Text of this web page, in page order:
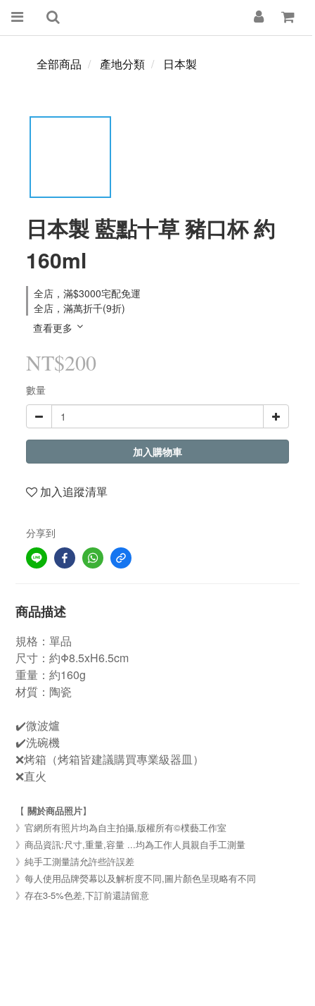
全部商品 產地分類 日本製
日本製 藍點十草 豬口杯 約
160ml
全店，滿$3000宅配免運
全店，滿萬折千(9折)
查看更多
NT$200
數量
加入購物車
加入追蹤清單
分享到
商品描述
規格：單品
尺寸：約Φ8.5xH6.5cm
重量：約160g
材質：陶瓷
✔️微波爐
✔️洗碗機
❌烤箱（烤箱皆建議購買專業級器皿）
❌直火
【 關於商品照片】
》官網所有照片均為自主拍攝,版權所有©樸藝工作室
》商品資訊:尺寸,重量,容量 ...均為工作人員親自手工測量
》純手工測量請允許些許誤差
》每人使用品牌熒幕以及解析度不同,圖片顏色呈現略有不同
》存在3-5%色差,下訂前還請留意